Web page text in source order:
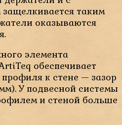
таким
оказываются
элемента
обеспечивает
к стене — зазор
У подвесной системы
и стеной больше